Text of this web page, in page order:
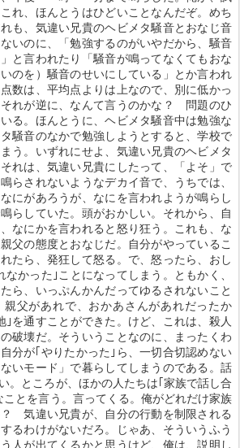
れ、ほんとうはひどいことなんだぞ。めち
も、気違い兄貴のヘビメタ騒音とおなじ音
いのに、「勉強するのがいやだから、騒音
と言われたり「騒音が鳴ってなくてもおな
のを）騒音のせいにしている」とか言われ
数は、平均点よりは上なので、別に低かっ
れが逆に、なんて言うのかな？ 問題のひ
る。ほんとうに、ヘビメタ騒音中は勉強な
騒音のなかで勉強しようとすると、学校で
う。いずれにせよ、気違い兄貴のヘビメタ
れは、気違い兄貴にしたって、「よそ」で
らされないようなデカイ音で、うちでは、
にがあろうが、なにを言われようが鳴らし
らしていた。頭がおかしい。それから、自
なにかを言われると怒り狂う。これも、な
父の態度とおなじだ。自分がやっているこ
たら、発狂して怒る。で、怒ったら、おし
かった｣ことになってしまう。ともかく、
ら、いっぷんかんだってゆるされないこと
父があれで、おかあさんがあれだったか
｣を通すことができた。けど、これは、殺人
破壊だ。そういうことなのに、まったくわ
分が｢やりたかった｣ら、一切合切認めない
いモード」で暮らしてしまうのである。話
。ところが、ほかの人たちは｢家族で話し合
ことを言う。言ってくる。俺がどれだけ家族
気違い兄貴が、自分の行動を制限される
るわけがないだろ。じゃあ、そういうふう
人が出てくるかと思うけど、俺は、説明し